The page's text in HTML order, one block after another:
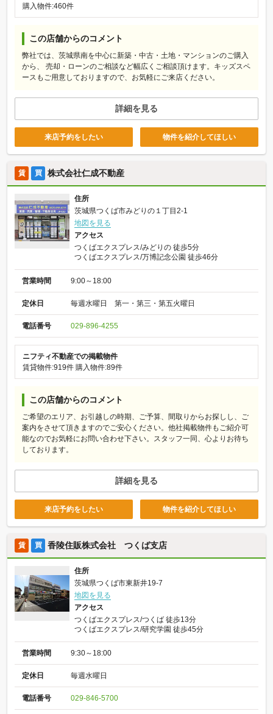
購入物件:460件
この店舗からのコメント
弊社では、茨城県南を中心に新築・中古・土地・マンションのご購入
から、 売却・ローンのご相談など幅広くご相談頂けます。キッズスペ
ースもご用意しておりますので、お気軽にご来店ください。
詳細を見る
来店予約をしたい 物件を紹介してほしい
賃 買 株式会社仁成不動産
住所
茨城県つくば市みどりの１丁目2-1
地図を見る
アクセス
つくばエクスプレス/みどりの 徒歩5分
つくばエクスプレス/万博記念公園 徒歩46分
営業時間 9:00～18:00
定休日 毎週水曜日 第一・第三・第五火曜日
電話番号 029-896-4255
ニフティ不動産での掲載物件
賃貸物件:919件 購入物件:89件
この店舗からのコメント
ご希望のエリア、お引越しの時期、ご予算、間取りからお探しし、ご
案内をさせて頂きますのでご安心ください。他社掲載物件もご紹介可
能なのでお気軽にお問い合わせ下さい。スタッフ一同、心よりお待ち
しております。
詳細を見る
来店予約をしたい 物件を紹介してほしい
賃 買 香陵住販株式会社 つくば支店
住所
茨城県つくば市東新井19-7
地図を見る
アクセス
つくばエクスプレス/つくば 徒歩13分
つくばエクスプレス/研究学園 徒歩45分
営業時間 9:30～18:00
定休日 毎週水曜日
電話番号 029-846-5700